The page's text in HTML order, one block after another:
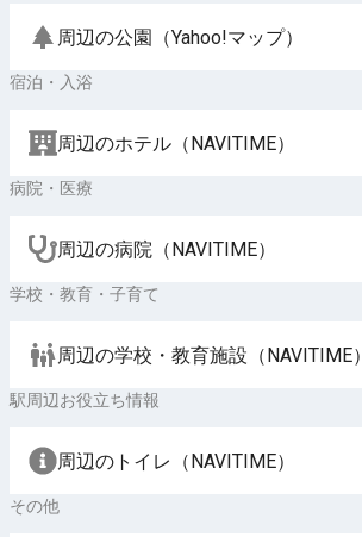
周辺の公園（Yahoo!マップ）
宿泊・入浴
周辺のホテル（NAVITIME）
病院・医療
周辺の病院（NAVITIME）
学校・教育・子育て
周辺の学校・教育施設（NAVITIME）
駅周辺お役立ち情報
周辺のトイレ（NAVITIME）
その他